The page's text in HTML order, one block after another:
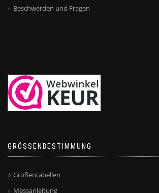
Beschwerden und Fragen
GRÖSSENBESTIMMUNG
Größentabellen
Messanleitung